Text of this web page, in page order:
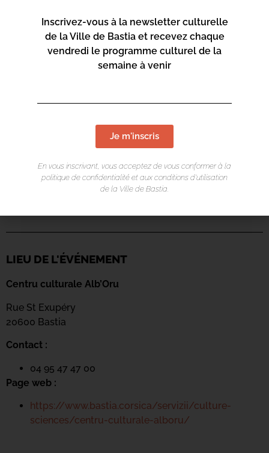
LIEU DE L'ÉVÉNEMENT
Centru culturale Alb’Oru
Rue St Exupéry
20600 Bastia
Contact :
04 95 47 47 00
Page web :
https://www.bastia.corsica/servizii/culture-
sciences/centru-culturale-alboru/
Inscrivez-vous à la newsletter culturelle
de la Ville de Bastia et recevez chaque
vendredi le programme culturel de la
semaine à venir
Je m'inscris
En vous inscrivant, vous acceptez de vous conformer à la
politique de confidentialité et aux conditions d’utilisation
de la Ville de Bastia.